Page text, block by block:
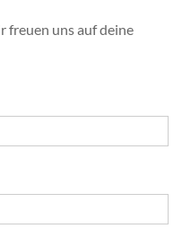
freuen uns auf deine